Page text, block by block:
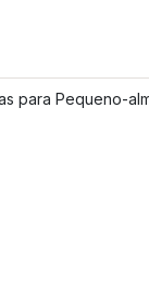
para Pequeno-